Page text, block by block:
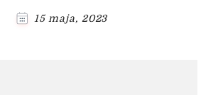
15 maja, 2023